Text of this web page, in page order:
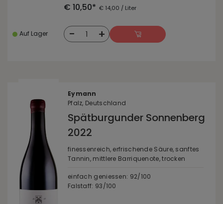
€ 10,50* € 14,00 / Liter
Auf Lager - 1 +
Eymann
Pfalz, Deutschland
Spätburgunder Sonnenberg
2022
finessenreich, erfrischende Säure, sanftes
Tannin, mittlere Barriquenote, trocken
einfach geniessen: 92/100
Falstaff: 93/100